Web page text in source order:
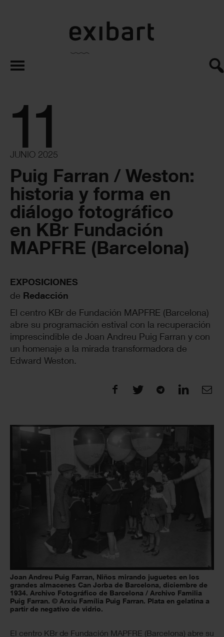
exibart.es
11
JUNIO 2025
Puig Farran / Weston:
historia y forma en
diálogo fotográfico
en KBr Fundación
MAPFRE (Barcelona)
EXPOSICIONES
de Redacción
El centro KBr de Fundación MAPFRE (Barcelona)
abre su programación estival con la recuperación
imprescindible de Joan Andreu Puig Farran y con
un homenaje a la mirada transformadora de
Edward Weston.
Joan Andreu Puig Farran, Niños mirando juguetes en los
grandes almacenes Can Jorba de Barcelona, diciembre de
1934. Archivo Fotográfico de Barcelona / Archivo Familia
Puig Farran. © Arxiu Família Puig Farran. Plata en gelatina a
partir de negativo de vidrio.
El centro KBr de Fundación MAPFRE (Barcelona) abre su